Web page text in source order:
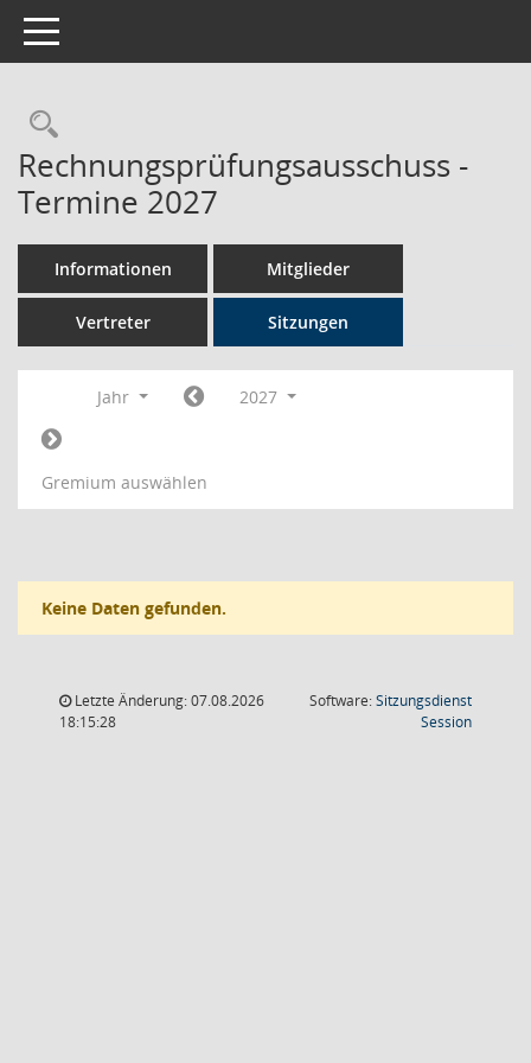
Toggle navigation
Rechercheauswahl
Rechnungsprüfungsausschuss -
Termine 2027
Informationen Mitglieder
Vertreter Sitzungen
Jahr 2027
Gremium auswählen
Keine Daten gefunden.
Letzte Änderung: 07.08.2026
18:15:28
Software:Sitzungsdienst
Session(Wird in